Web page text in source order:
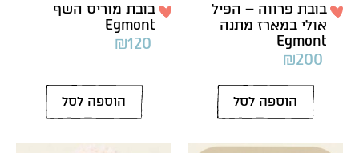
בובת פרווה – הפיל
אולי במארז מתנה
Egmont
₪200
הוספה לסל
בובת מוריס השף
Egmont
₪120
הוספה לסל